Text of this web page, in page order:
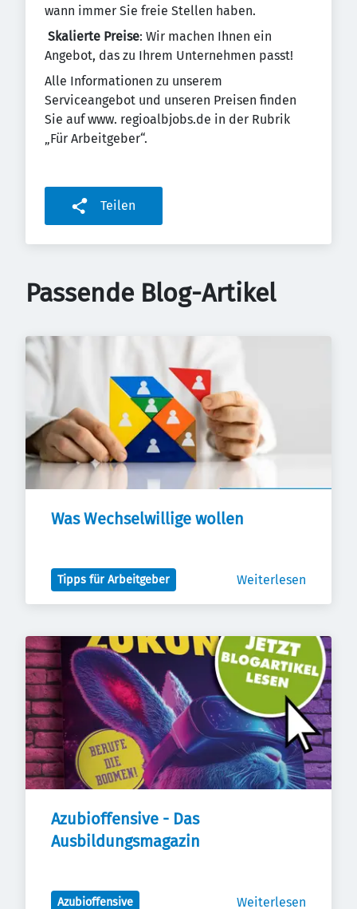
wann immer Sie freie Stellen haben.
Skalierte Preise: Wir machen Ihnen ein
Angebot, das zu Ihrem Unternehmen passt!
Alle Informationen zu unserem
Serviceangebot und unseren Preisen finden
Sie auf www. regioalbjobs.de in der Rubrik
„Für Arbeitgeber“.
Teilen
Passende Blog-Artikel
Was Wechselwillige wollen
Tipps für Arbeitgeber Weiterlesen
Azubioffensive - Das
Ausbildungsmagazin
Azubioffensive Weiterlesen